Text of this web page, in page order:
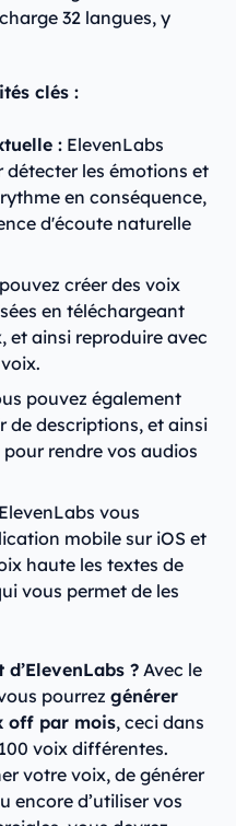
32 langues, y
clés :
: ElevenLabs
les émotions et
en conséquence,
d'écoute naturelle
créer des voix
en téléchargeant
et ainsi reproduire avec
pouvez également
de descriptions, et ainsi
rendre vos audios
ElevenLabs vous
mobile sur iOS et
haute les textes de
vous permet de les
? Avec le
pourrez générer
off par mois, ceci dans
voix différentes.
votre voix, de générer
encore d’utiliser vos